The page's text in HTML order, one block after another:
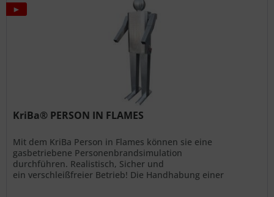
►
KriBa® PERSON IN FLAMES
Mit dem KriBa Person in Flames können sie eine
gasbetriebene Personenbrandsimulation
durchführen. Realistisch, Sicher und
ein verschleißfreier Betrieb! Die Handhabung einer